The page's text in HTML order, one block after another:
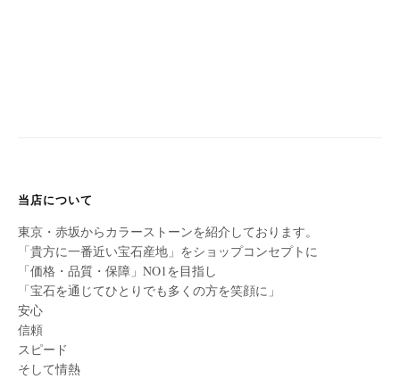
当店について
東京・赤坂からカラーストーンを紹介しております。
「貴方に一番近い宝石産地」をショップコンセプトに
「価格・品質・保障」NO1を目指し
「宝石を通じてひとりでも多くの方を笑顔に」
安心
信頼
スピード
そして情熱